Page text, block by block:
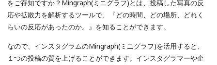
をご存知ですか？Mingraph(ミニグラフ)とは、投稿した写真の反
応や拡散力を解析するツールで、『どの時間、どの場所、どれく
らいの反応があったのか。』を知ることができます。
なので、インスタグラムのMingraph(ミニグラフ)を活用すると、
１つの投稿の質を上げることができます。インスタグラマーや企